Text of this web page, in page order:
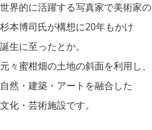
世界的に活躍する写真家で美術家の
杉本博司氏が構想に20年もかけ
誕生に至ったとか。
元々蜜柑畑の土地の斜面を利用し、
自然・建築・アートを融合した
文化・芸術施設です。